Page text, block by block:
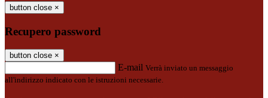
button close ×
Recupero password
button close ×
E-mail Verrà inviato un messaggio
all'indirizzo indicato con le istruzioni necessarie.